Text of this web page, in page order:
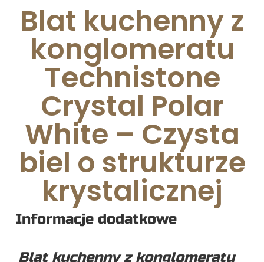
Blat kuchenny z
konglomeratu
Technistone
Crystal Polar
White – Czysta
biel o strukturze
krystalicznej
Informacje dodatkowe
Blat kuchenny z konglomeratu